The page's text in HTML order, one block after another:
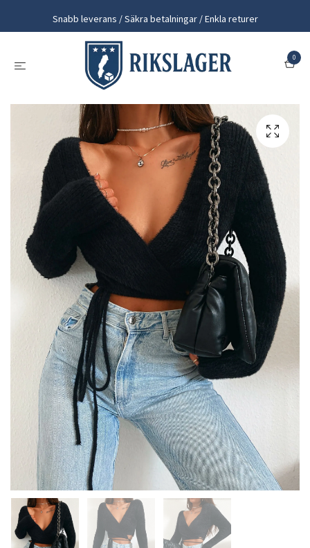
Snabb leverans / Säkra betalningar / Enkla returer
0